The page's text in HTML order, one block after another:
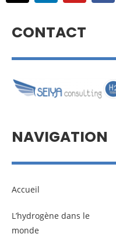
CONTACT
NAVIGATION
Accueil
L’hydrogène dans le
monde